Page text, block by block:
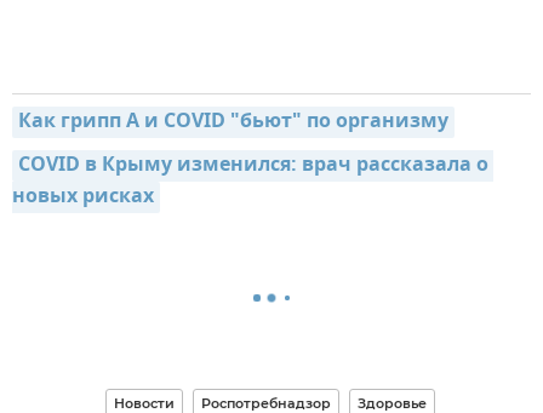
Как грипп А и COVID "бьют" по организму
COVID в Крыму изменился: врач рассказала о
новых рисках
Новости Роспотребнадзор Здоровье